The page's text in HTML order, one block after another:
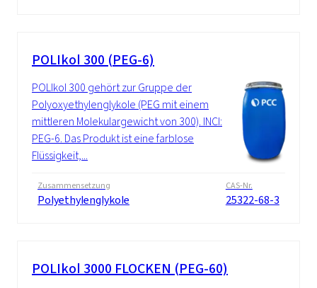
POLIkol 300 (PEG-6)
POLIkol 300 gehört zur Gruppe der
Polyoxyethylenglykole (PEG mit einem
mittleren Molekulargewicht von 300). INCI:
PEG-6. Das Produkt ist eine farblose
Flüssigkeit,...
Zusammensetzung
Polyethylenglykole
CAS-Nr.
25322-68-3
POLIkol 3000 FLOCKEN (PEG-60)